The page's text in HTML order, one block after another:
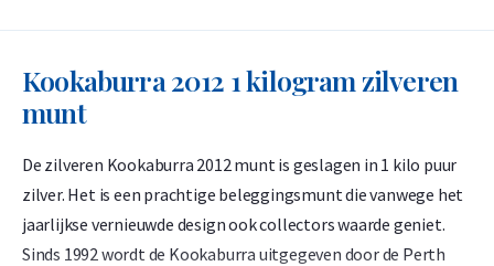
Kookaburra 2012 1 kilogram zilveren
munt
De zilveren Kookaburra 2012 munt is geslagen in 1 kilo puur
zilver. Het is een prachtige beleggingsmunt die vanwege het
jaarlijkse vernieuwde design ook collectors waarde geniet.
Sinds 1992 wordt de Kookaburra uitgegeven door de Perth